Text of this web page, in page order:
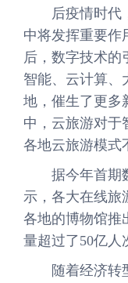
后疫情时代，
中将发挥重要作
后，数字技术的
智能、云计算、
地，催生了更多
中，云旅游对于
各地云旅游模式
据今年首期数
示，各大在线旅
各地的博物馆推
量超过了50亿人
随着经济转型